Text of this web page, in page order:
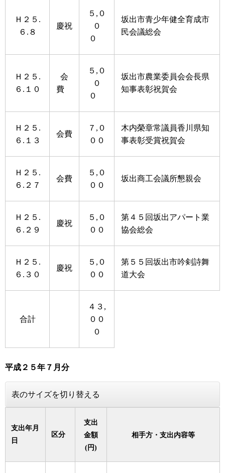
Ｈ２５.
６.８
慶祝
５,０
０
０
坂出市青少年健全育成市
民会議総会
Ｈ２５.
６.１０
会
費
５,０
０
０
坂出市農業委員会会長県
知事表彰祝賀会
Ｈ２５.
６.１３
会費
７,０
００
木内榮章常議員香川県知
事表彰受賞祝賀会
Ｈ２５.
６.２７
会費
５,０
００
坂出商工会議所懇親会
Ｈ２５.
６.２９
慶祝
５,０
００
第４５回坂出アパート業
協会総会
Ｈ２５.
６.３０
慶祝
５,０
００
第５５回坂出市吟剣詩舞
道大会
合計
４３,
００
０
平成２５年７月分
表のサイズを切り替える
支出年月
日
区分
支出
金額
(円)
相手方・支出内容等